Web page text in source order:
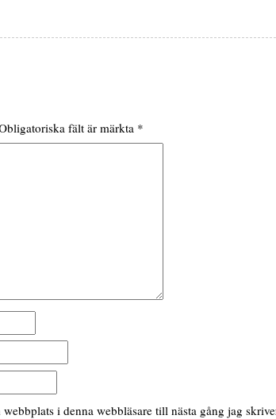
fält är märkta *
i denna webbläsare till nästa gång jag